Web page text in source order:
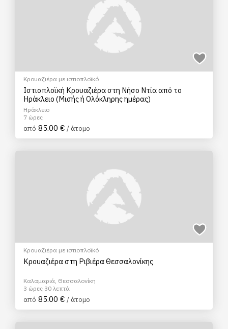
Κρουαζιέρα με ιστιοπλοϊκό
Ιστιοπλοϊκή Κρουαζιέρα στη Νήσο Ντία από το
Ηράκλειο (Μισής ή Ολόκληρης ημέρας)
Ηράκλειο
7 ώρες
από 85.00 € / άτομο
Κρουαζιέρα με ιστιοπλοϊκό
Κρουαζιέρα στη Ριβιέρα Θεσσαλονίκης
Καλαμαριά, Θεσσαλονίκη
3 ώρες 30 λεπτά
από 85.00 € / άτομο